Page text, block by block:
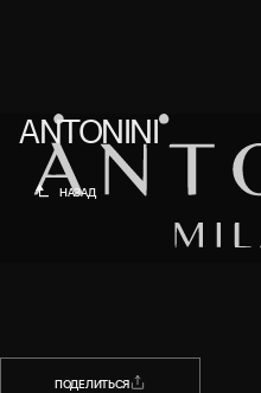
НАЗАД
ANTONINI
ПОДЕЛИТЬСЯ